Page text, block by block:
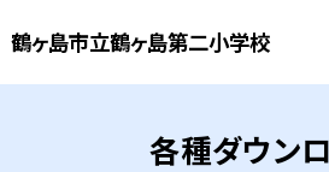
鶴ヶ島市立鶴ヶ島第二小学校
各種ダウン